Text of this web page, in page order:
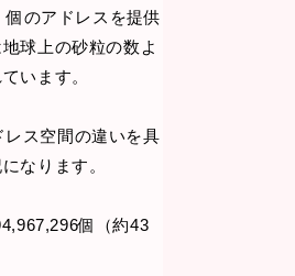
個のアドレスを提供
球上の砂粒の数よ
います。
ス空間の違いを具
なります。
個（約43